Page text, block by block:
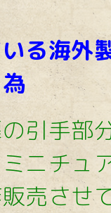
る海外
引手部
ニチュ
売させ